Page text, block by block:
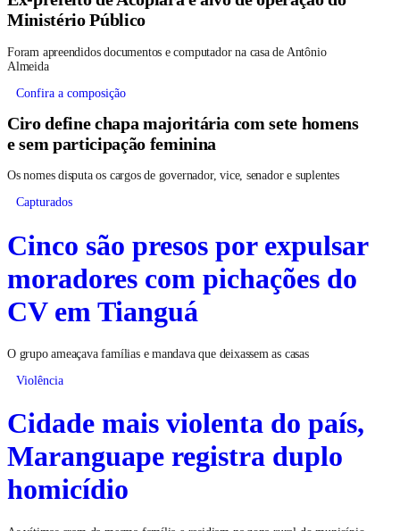
Ministério Público
Foram apreendidos documentos e computador na casa de Antônio
Almeida
Confira a composição
Ciro define chapa majoritária com sete homens
e sem participação feminina
Os nomes disputa os cargos de governador, vice, senador e suplentes
Capturados
Cinco são presos por expulsar
moradores com pichações do
CV em Tianguá
O grupo ameaçava famílias e mandava que deixassem as casas
Violência
Cidade mais violenta do país,
Maranguape registra duplo
homicídio